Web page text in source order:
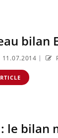
bilan
11.07.2014 |
: le bilan